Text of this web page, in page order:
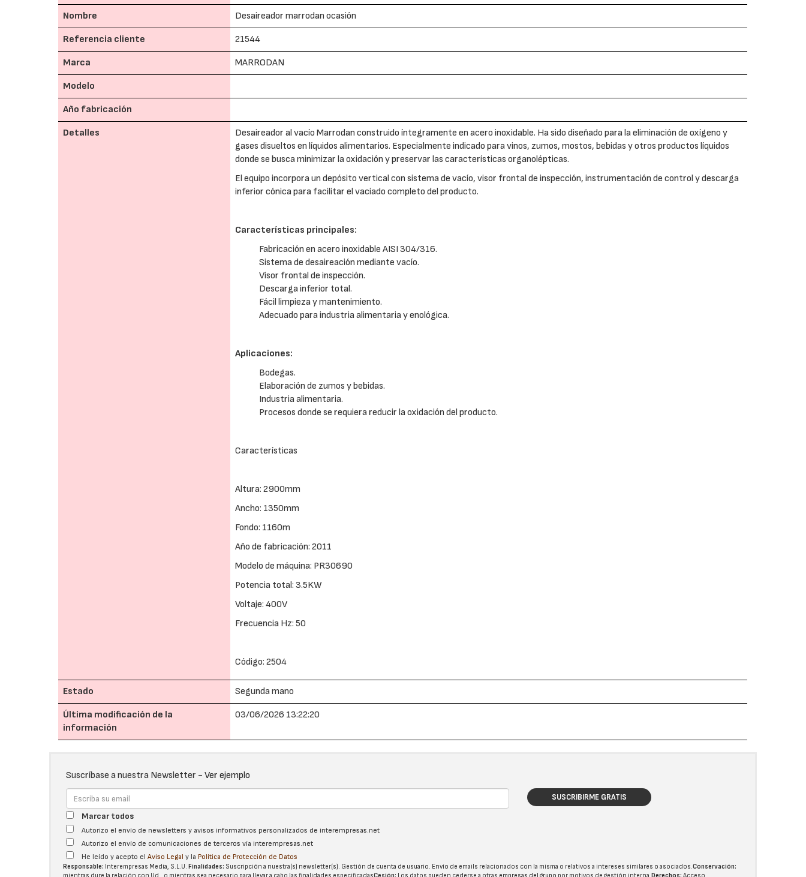
Nombre Desaireador marrodan ocasión
Referencia cliente 21544
Marca MARRODAN
Modelo
Año fabricación
Detalles
Desaireador al vacío Marrodan construido íntegramente en acero inoxidable. Ha sido diseñado para la eliminación de oxígeno y
gases disueltos en líquidos alimentarios. Especialmente indicado para vinos, zumos, mostos, bebidas y otros productos líquidos
donde se busca minimizar la oxidación y preservar las características organolépticas.
El equipo incorpora un depósito vertical con sistema de vacío, visor frontal de inspección, instrumentación de control y descarga
inferior cónica para facilitar el vaciado completo del producto.
Características principales:
Fabricación en acero inoxidable AISI 304/316.
Sistema de desaireación mediante vacío.
Visor frontal de inspección.
Descarga inferior total.
Fácil limpieza y mantenimiento.
Adecuado para industria alimentaria y enológica.
Aplicaciones:
Bodegas.
Elaboración de zumos y bebidas.
Industria alimentaria.
Procesos donde se requiera reducir la oxidación del producto.
Características
Altura: 2900mm
Ancho: 1350mm
Fondo: 1160m
Año de fabricación: 2011
Modelo de máquina: PR30690
Potencia total: 3.5KW
Voltaje: 400V
Frecuencia Hz: 50
Código: 2504
Estado Segunda mano
Última modificación de la
información
03/06/2026 13:22:20
Suscríbase a nuestra Newsletter -Ver ejemplo
SUSCRIBIRME GRATIS
Marcar todos
Autorizo el envío de newsletters y avisos informativos personalizados de interempresas.net
Autorizo el envío de comunicaciones de terceros vía interempresas.net
He leído y acepto elAviso Legal y la Política de Protección de Datos
Responsable: Interempresas Media, S.L.U.Finalidades: Suscripción a nuestra(s) newsletter(s). Gestión de cuenta de usuario. Envío de emails relacionados con la misma o relativos a intereses similares o asociados.Conservación: